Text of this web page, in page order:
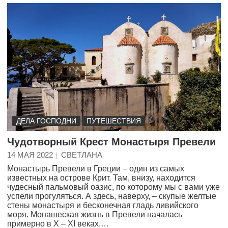
ДЕЛА ГОСПОДНИ ПУТЕШЕСТВИЯ
Чудотворный Крест Монастыря Превели
14 МАЯ 2022
СВЕТЛАНА
Монастырь Превели в Греции – один из самых
известных на острове Крит. Там, внизу, находится
чудесный пальмовый оазис, по которому мы с вами уже
успели прогуляться. А здесь, наверху, – скупые желтые
стены монастыря и бесконечная гладь ливийского
моря. Монашеская жизнь в Превели началась
примерно в X – XI веках.…